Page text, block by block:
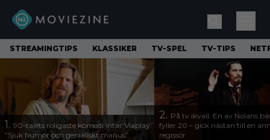
STREAMINGTIPS KLASSIKER TV-SPEL TV-TIPS
1. 90-talets roligaste komedi intar Viaplay:
”Sjuk humor och genialiskt manus”
2. På tv ikväll: En av Nolans
fyller 20 – gick nästan till en
regissör